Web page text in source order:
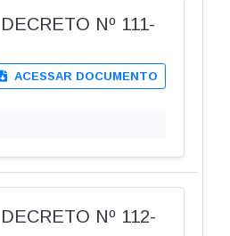
Nº 111-
ACESSAR DOCUMENTO
Nº 112-